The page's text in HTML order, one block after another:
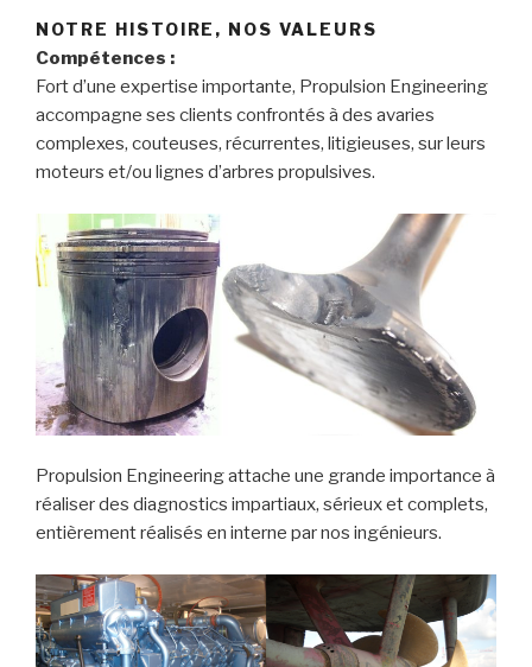
NOTRE HISTOIRE, NOS VALEURS
Compétences :
Fort d’une expertise importante, Propulsion Engineering
accompagne ses clients confrontés à des avaries
complexes, couteuses, récurrentes, litigieuses, sur leurs
moteurs et/ou lignes d’arbres propulsives.
Propulsion Engineering attache une grande importance à
réaliser des diagnostics impartiaux, sérieux et complets,
entièrement réalisés en interne par nos ingénieurs.